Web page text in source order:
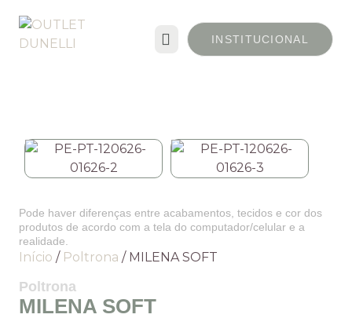
INSTITUCIONAL
Pode haver diferenças entre acabamentos, tecidos e cor dos
produtos de acordo com a tela do computador/celular e a
realidade.
Início / Poltrona / MILENA SOFT
Poltrona
MILENA SOFT